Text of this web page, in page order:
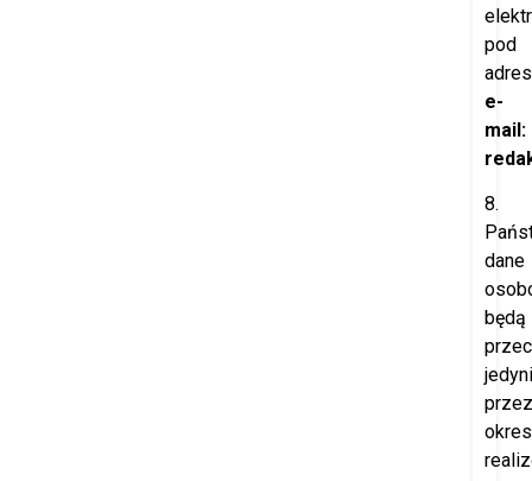
pod
e-
mail:
8.
dane
będą
przez
okres